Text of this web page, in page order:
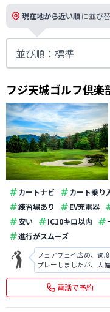
現在地から近い順に並び
フジ天城ゴルフ倶楽
カートナビ カート乗り
練習場あり
EV充電器
安い
IC10キロ以内
進行がスムーズ
フェアウェイ広め、適
プレーしましたが、大
ました。 フェアウェイ
だと思います。 料金も
も疲れが取れて良かった
電話で予約